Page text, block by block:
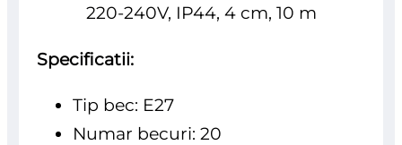
Specificatii:
Tip bec: E27
Numar becuri: 20